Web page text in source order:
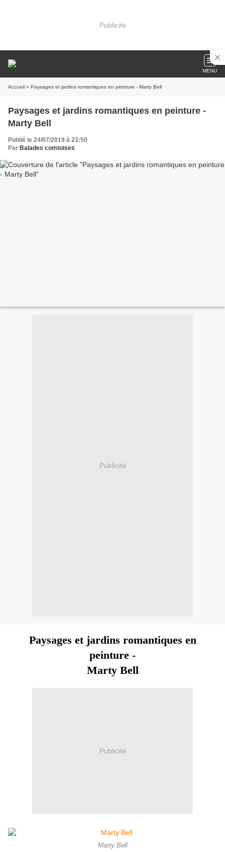
Publicité
MENU
Accueil » Paysages et jardins romantiques en peinture - Marty Bell
Paysages et jardins romantiques en peinture -
Marty Bell
Publié le 24/07/2019 à 23:50
Par Balades comtoises
Publicité
Paysages et jardins romantiques en
peinture -
Marty Bell
Publicité
Marty Bell